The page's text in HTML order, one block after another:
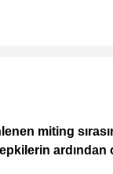
miting